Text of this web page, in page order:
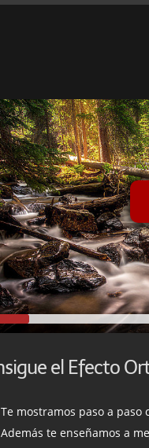
Te mostramos paso a paso
Además te enseñamos a mejorar